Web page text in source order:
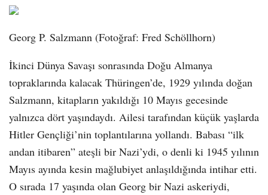
Georg P. Salzmann (Fotoğraf: Fred Schöllhorn)
İkinci Dünya Savaşı sonrasında Doğu Almanya
topraklarında kalacak Thüringen’de, 1929 yılında doğan
Salzmann, kitapların yakıldığı 10 Mayıs gecesinde
yalnızca dört yaşındaydı. Ailesi tarafından küçük yaşlarda
Hitler Gençliği’nin toplantılarına yollandı. Babası “ilk
andan itibaren” ateşli bir Nazi’ydi, o denli ki 1945 yılının
Mayıs ayında kesin mağlubiyet anlaşıldığında intihar etti.
O sırada 17 yaşında olan Georg bir Nazi askeriydi,